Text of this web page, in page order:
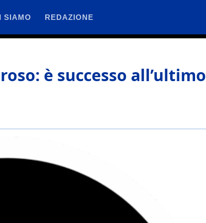
SIAMO REDAZIONE
è successo all’ultimo